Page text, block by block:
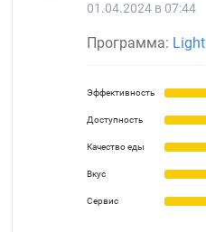
01.04.2024 в 07:44
Программа: Light
Эффективность
Доступность
Качество еды
Вкус
Сервис